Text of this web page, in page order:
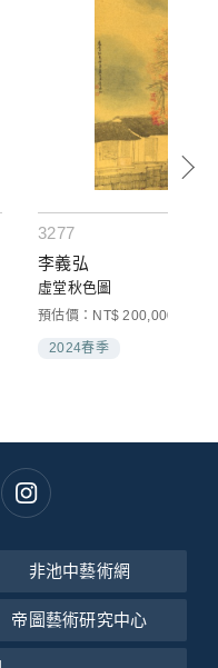
3277
李義弘
虛堂秋色圖
預估價：NT$ 200,000-
2024春季
非池中藝術網
帝圖藝術研究中心